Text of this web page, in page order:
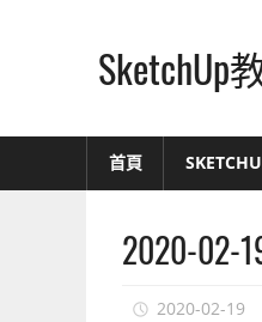
最
首頁
2020-02-
2020-02-19